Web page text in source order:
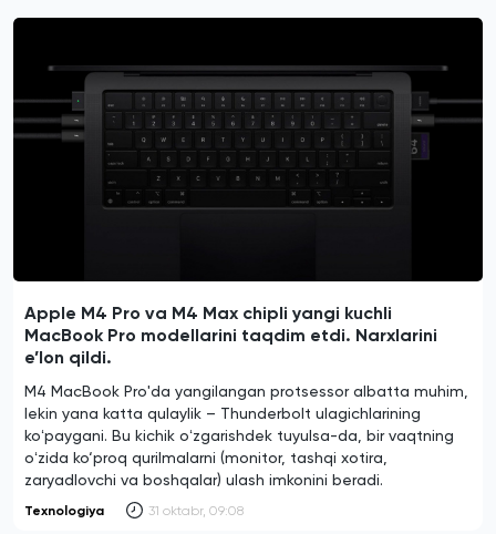
Apple M4 Pro va M4 Max chipli yangi kuchli
MacBook Pro modellarini taqdim etdi. Narxlarini
e’lon qildi.
M4 MacBook Pro'da yangilangan protsessor albatta muhim,
lekin yana katta qulaylik – Thunderbolt ulagichlarining
koʻpaygani. Bu kichik oʻzgarishdek tuyulsa-da, bir vaqtning
oʻzida ko‘proq qurilmalarni (monitor, tashqi xotira,
zaryadlovchi va boshqalar) ulash imkonini beradi.
Texnologiya 31 oktabr, 09:08